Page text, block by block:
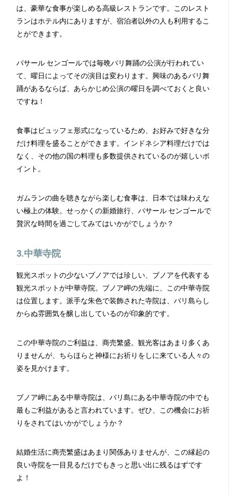
は、豪華な食事が楽しめる高級レストランです。このレスト
ランはホテル内にありますが、宿泊者以外の人も利用するこ
とができます。
パサール センゴールでは毎晩バリ舞踊の公演が行われてい
て、曜日によってその演目は変わります。興味のあるバリ舞
踊があるならば、あらかじめ公演の曜日を調べておくと良い
ですね！
食事はビュッフェ形式になっているため、お好みで好きな分
だけ料理を盛ることができます。インドネシア料理だけでは
なく、その他の国の料理も多数提供されているのが嬉しいポ
イント。
ガムランの曲を聴きながら楽しむ食事は、日本では味わえな
い極上の体験。せっかくの新婚旅行、パサール センゴールで
贅沢な時間を過ごしてみてはいかがでしょうか？
3.中華寺院
観光スポットの少ないブノアでは珍しい、ブノアを代表する
観光スポットが中華寺院。ブノア岬の先端に、この中華寺院
は位置します。派手な朱色で装飾された寺院は、バリ島らし
からぬ雰囲気を醸し出しているのが印象的です。
この中華寺院のご利益は、商売繁盛。観光客はあまり多くあ
りませんが、ちらほらと神様にお祈りをしに来ている人々の
姿を見かけます。
ブノア岬にある中華寺院は、バリ島にある中華寺院の中でも
最もご利益があると言われています。ぜひ、この機会にお祈
りをされてはいかがでしょうか？
結婚生活に商売繁盛はあまり関係ありませんが、この縁起の
良い寺院を一目見るだけでもきっと思い出に残るはずです
よ！